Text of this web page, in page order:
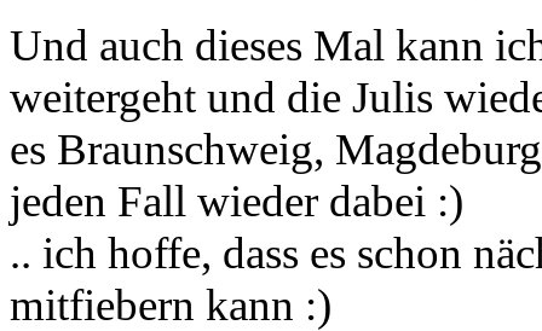
Und auch dieses Mal kann
weitergeht und die Julis
es Braunschweig,
jeden Fall wieder dabei :)
.. ich hoffe, dass es schon
mitfiebern kann :)